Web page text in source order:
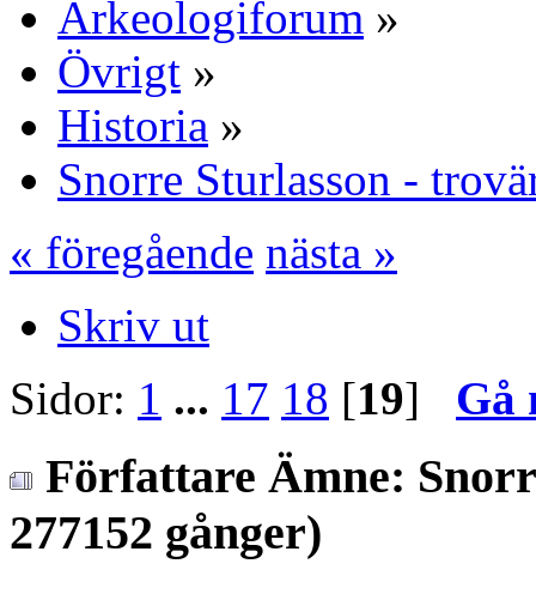
Arkeologiforum »
Övrigt »
Historia »
Snorre Sturlasson -
« föregående nästa »
Skriv ut
Sidor: 1 ... 17 18 [19] Gå
Författare Ämne:
277152 gånger)